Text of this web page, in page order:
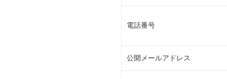
電話番号
公開メールアドレス